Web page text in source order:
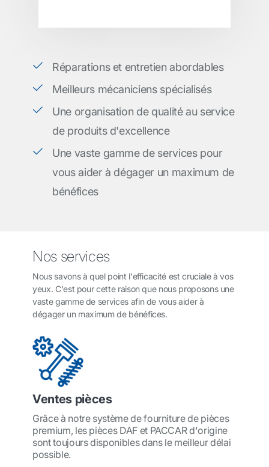
Réparations et entretien abordables
Meilleurs mécaniciens spécialisés
Une organisation de qualité au service
de produits d'excellence
Une vaste gamme de services pour
vous aider à dégager un maximum de
bénéfices
Nos services
Nous savons à quel point l'efficacité est cruciale à vos
yeux. C'est pour cette raison que nous proposons une
vaste gamme de services afin de vous aider à
dégager un maximum de bénéfices.
Ventes pièces
Grâce à notre système de fourniture de pièces
premium, les pièces DAF et PACCAR d'origine
sont toujours disponibles dans le meilleur délai
possible.